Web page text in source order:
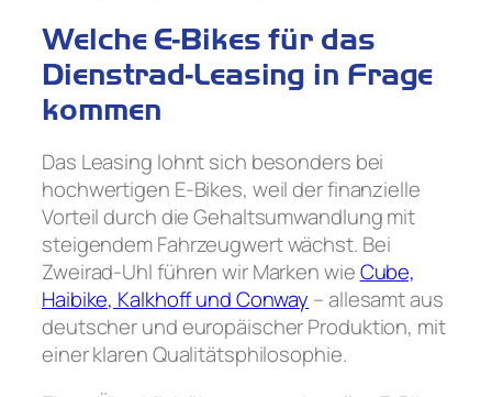
Welche E-Bikes für das
Dienstrad-Leasing in Frage
kommen
Das Leasing lohnt sich besonders bei
hochwertigen E-Bikes, weil der finanzielle
Vorteil durch die Gehaltsumwandlung mit
steigendem Fahrzeugwert wächst. Bei
Zweirad-Uhl führen wir Marken wieCube,
Haibike, Kalkhoff und Conway – allesamt aus
deutscher und europäischer Produktion, mit
einer klaren Qualitätsphilosophie.